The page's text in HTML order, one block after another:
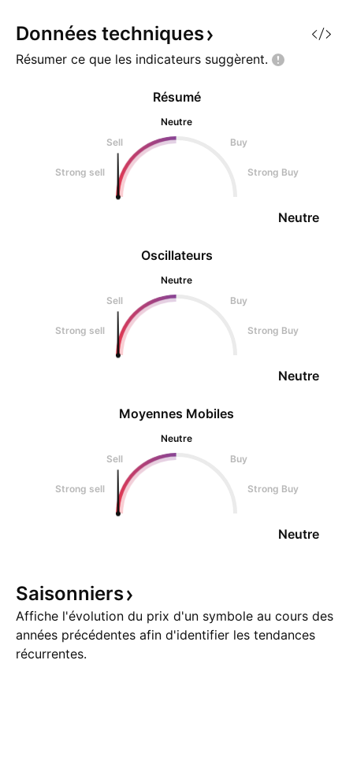
Objectifs et stop loss indiqu
agressivement.
Données techniques
Résumer ce que les indicateurs suggèrent.
Oscillateurs
Neutre
Sell
Buy
Strong sell Strong Buy
Neutre
Résumé
Neutre
Sell
Buy
Strong sell Strong Buy
Neutre
Moyennes Mobiles
Neutre
Sell
Buy
Strong sell Strong Buy
Neutre
Saisonniers
Affiche l'évolution du prix d'un symbole au cours des
années précédentes afin d'identifier les tendances
récurrentes.